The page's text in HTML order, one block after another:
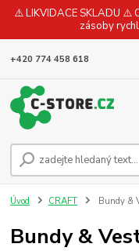
⚠️ LIKVIDACE SKLADU ⚠️
zásoby
+420 774 458 618
Úvod CRAFT Bundy &
Bundy &